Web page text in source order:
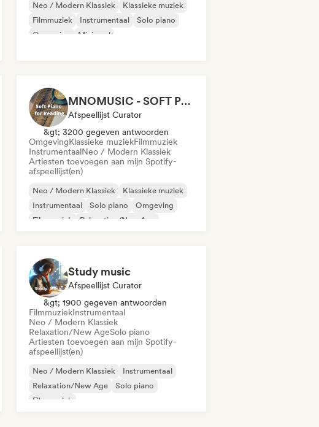
Neo / Modern Klassiek
Klassieke muziek
Filmmuziek
Instrumentaal
Solo piano
Omgeving
Minimaal
MNOMUSIC - SOFT PIANO and NEO-CLASSICAL
Afspeellijst Curator
&gt; 3200 gegeven antwoorden
OmgevingKlassieke muziekFilmmuziek
InstrumentaalNeo / Modern Klassiek
Artiesten toevoegen aan mijn Spotify-
afspeellijst(en)
Neo / Modern Klassiek
Klassieke muziek
Instrumentaal
Solo piano
Omgeving
Filmmuziek
Relaxation/New Age
Study music
Afspeellijst Curator
&gt; 1900 gegeven antwoorden
FilmmuziekInstrumentaal
Neo / Modern Klassiek
Relaxation/New AgeSolo piano
Artiesten toevoegen aan mijn Spotify-
afspeellijst(en)
Neo / Modern Klassiek
Instrumentaal
Relaxation/New Age
Solo piano
Filmmuziek